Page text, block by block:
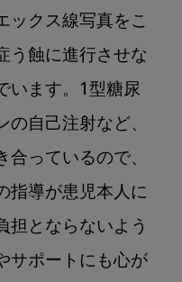
ックス線写真をこ
う蝕に進行させな
います。1型糖尿
自己注射など、
合っているので、
指導が患児本人に
担とならないよう
サポートにも心が